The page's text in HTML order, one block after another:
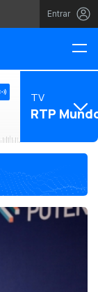
Entrar
TV
RTP